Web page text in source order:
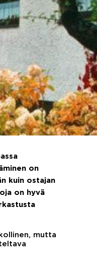
on
kuin ostajan
on hyvä
mutta